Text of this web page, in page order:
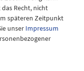
Recht, nicht
späteren Zeitpunkt
unser Impressum